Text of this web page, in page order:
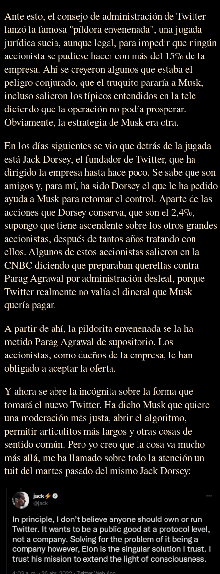
Ante esto, el consejo de administración de Twitter
lanzó la famosa "píldora envenenada", una jugada
jurídica sucia, aunque legal, para impedir que ningún
accionista se pudiese hacer con más del 15% de la
empresa. Ahí se creyeron algunos que estaba el
peligro conjurado, que el truquito pararía a Musk,
incluso salieron los típicos entendidos en la tele
diciendo que la operación no podía prosperar.
Obviamente, la estrategia de Musk era otra.
En los días siguientes se vio que detrás de la jugada
está Jack Dorsey, el fundador de Twitter, que ha
dirigido la empresa hasta hace poco. Se sabe que son
amigos y, para mí, ha sido Dorsey el que le ha pedido
ayuda a Musk para retomar el control. Aparte de las
acciones que Dorsey conserva, que son el 2,4%,
supongo que tiene ascendente sobre los otros grandes
accionistas, después de tantos años tratando con
ellos. Algunos de estos accionistas salieron en la
CNBC diciendo que preparaban querellas contra
Parag Agrawal por administración desleal, porque
Twitter realmente no valía el dineral que Musk
quería pagar.
A partir de ahí, la pildorita envenenada se la ha
metido Parag Agrawal de supositorio. Los
accionistas, como dueños de la empresa, le han
obligado a aceptar la oferta.
Y ahora se abre la incógnita sobre la forma que
tomará el nuevo Twitter. Ha dicho Musk que quiere
una moderación más justa, abrir el algoritmo,
permitir articulitos más largos y otras cosas de
sentido común. Pero yo creo que la cosa va mucho
más allá, me ha llamado sobre todo la atención un
tuit del martes pasado del mismo Jack Dorsey: